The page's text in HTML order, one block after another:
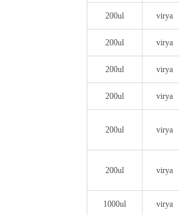
200ul virya
200ul virya
200ul virya
200ul virya
200ul virya
200ul virya
1000ul virya